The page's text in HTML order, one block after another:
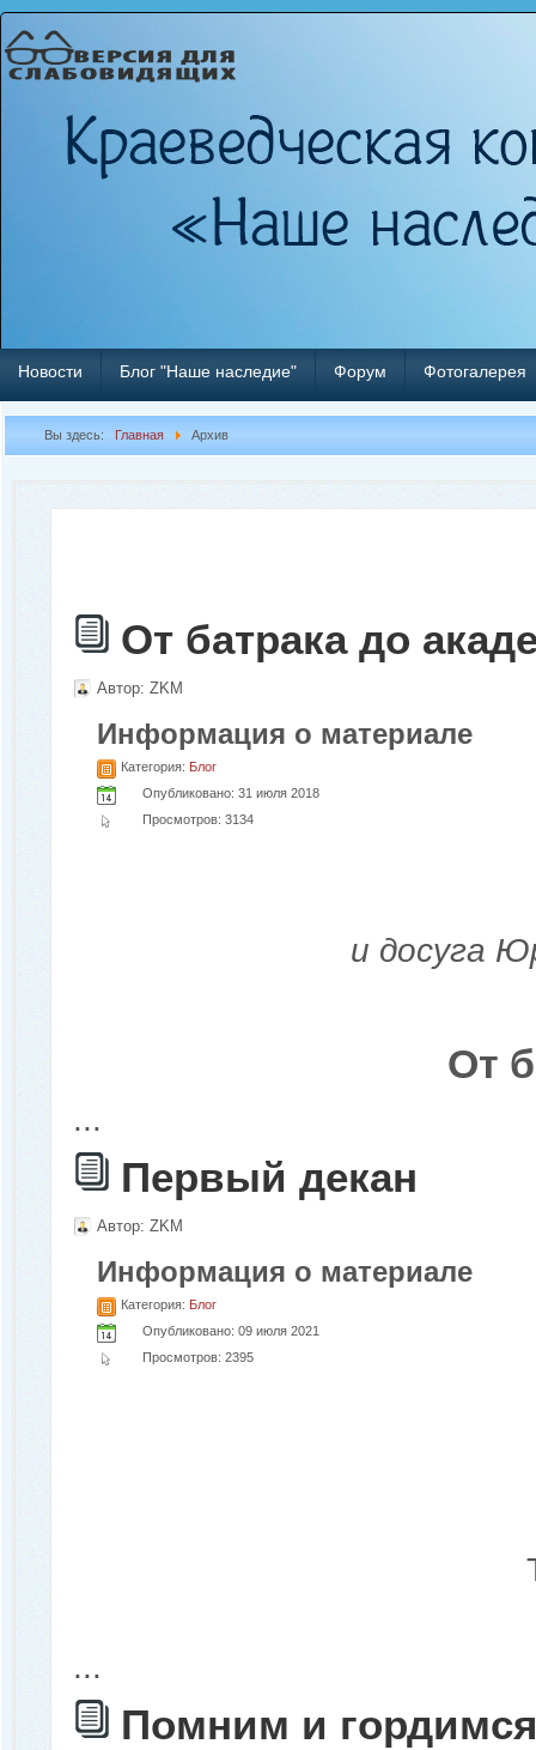
Новости Блог "Наше наследие" Форум Фотогалерея
Вы здесь: Главная Архив
От батрака до
Автор: ZKM
Информация о материале
Категория: Блог
Опубликовано: 31 июля 2018
Просмотров: 3134
и досуга
От
...
Первый декан
Автор: ZKM
Информация о материале
Категория: Блог
Опубликовано: 09 июля 2021
Просмотров: 2395
...
Помним и